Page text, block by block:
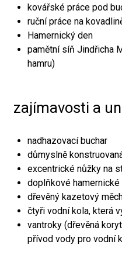
kovářské práce pod
ruční práce na
Hamernický den
pamětní síň Jindřicha
hamru)
zajímavosti a
nadhazovací buchar
důmyslně
excentrické nůžky na
doplňkové
dřevěný kazetový
čtyři vodní kola, která
vantroky (dřevěná
přívod vody pro vodní